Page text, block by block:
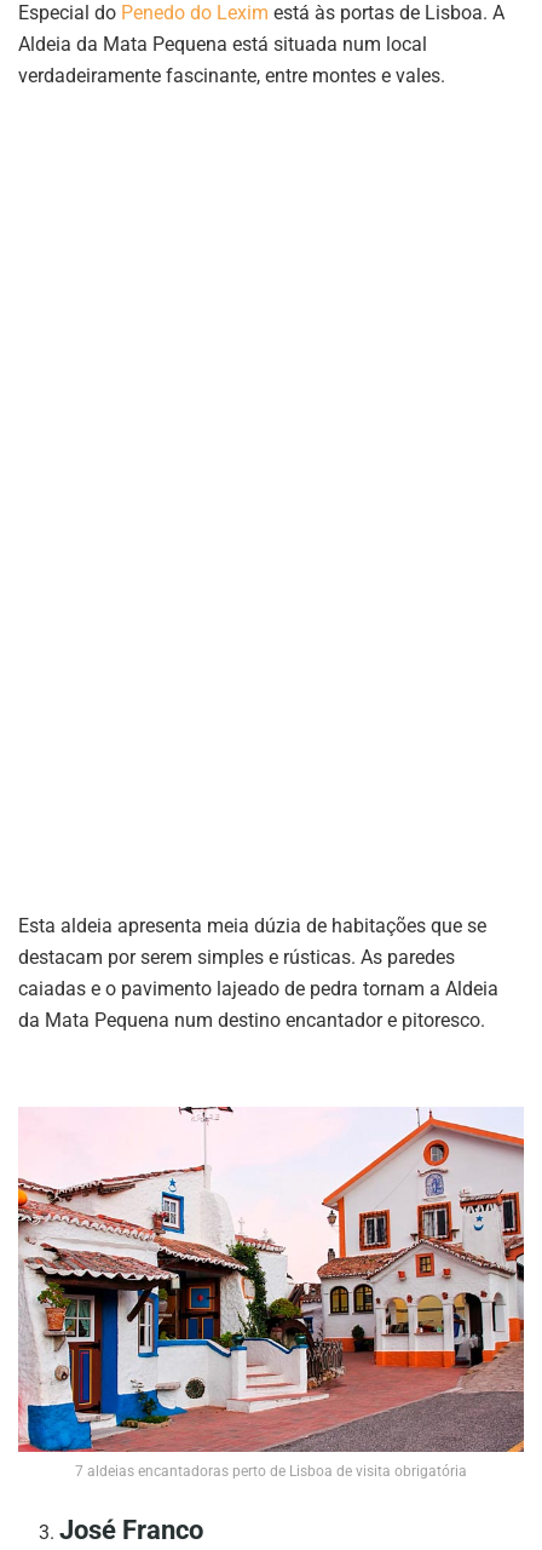
Especial do Penedo do Lexim está às portas de Lisboa. A
Aldeia da Mata Pequena está situada num local
verdadeiramente fascinante, entre montes e vales.
Esta aldeia apresenta meia dúzia de habitações que se
destacam por serem simples e rústicas. As paredes
caiadas e o pavimento lajeado de pedra tornam a Aldeia
da Mata Pequena num destino encantador e pitoresco.
7 aldeias encantadoras perto de Lisboa de visita obrigatória
José Franco